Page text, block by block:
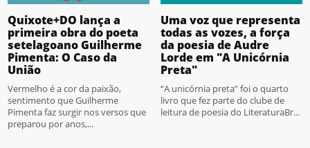
Quixote+DO lança a
primeira obra do poeta
setelagoano Guilherme
Pimenta: O Caso da
União
Vermelho é a cor da paixão,
sentimento que Guilherme
Pimenta faz surgir nos versos que
preparou por anos,...
Uma voz que representa
todas as vozes, a força
da poesia de Audre
Lorde em "A Unicórnia
Preta"
“A unicórnia preta” foi o quarto
livro que fez parte do clube de
leitura de poesia do LiteraturaBr...